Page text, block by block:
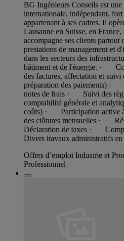
BG Ingénieurs Conseils est
internationale, indépendant,
appartenant à ses cadres. Il
Lausanne en Suisse, en
accompagne ses clients
prestations de management et
dans les secteurs des
bâtiment et de l'énergie. ·
des factures, affectation et suivi
préparation des paiements) ·
notes de frais · Suivi des
comptabilité générale et
coûts) · Participation active à
des clôtures mensuelles ·
Déclaration de taxes ·
Divers travaux administratifs
Offres d’emploi Industrie et
Professionnel